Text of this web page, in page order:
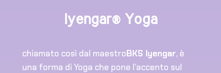
Iyengar® Yoga
chiamato così dal maestroBKS Iyengar, è
una forma di Yoga che pone l’accento sul